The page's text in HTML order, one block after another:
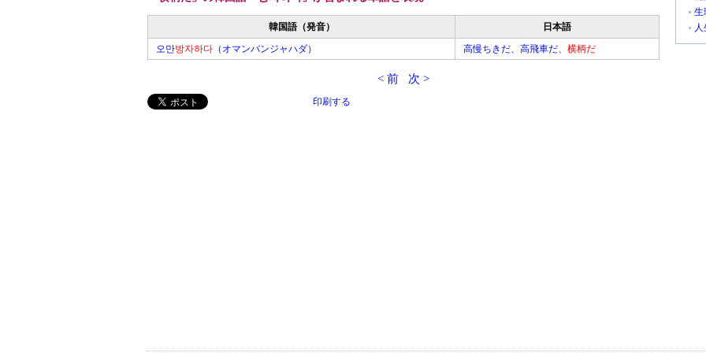
韓国語（発音）
日本語
오만방자하다 （オマンバンジャハダ） 高慢ちきだ、高飛車だ、 横柄だ
< 前 次 >
印刷する
生